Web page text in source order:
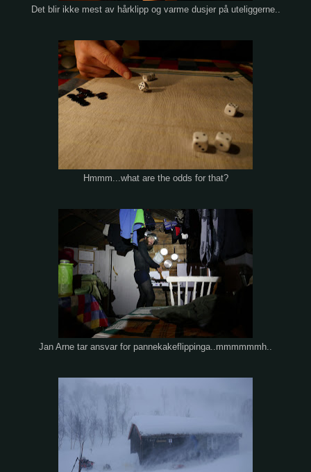
Det blir ikke mest av hårklipp og varme dusjer på uteliggerne..
Hmmm...what are the odds for that?
Jan Arne tar ansvar for pannekakeflippinga..mmmmmmh..